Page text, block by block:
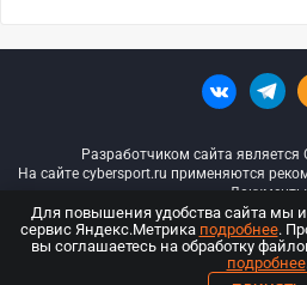
Разработчиком сайта
На сайте cybersport.ru применяются
Документы
© ООО «Киберспорт.ру» —
18+
Для повышения удобства сайта мы
сервис Яндекс.Метрика подробнее.
вы соглашаетесь на обработку
подробнее